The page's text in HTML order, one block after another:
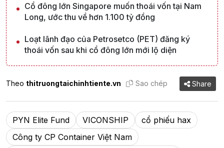
Cổ đông lớn Singapore muốn thoái vốn tại Nam
Long, ước thu về hơn 1.100 tỷ đồng
Loạt lãnh đạo của Petrosetco (PET) đăng ký
thoái vốn sau khi cổ đông lớn mới lộ diện
Theo thitruongtaichinhtiente.vn Sao chép Share
PYN Elite Fund VICONSHIP
cổ phiếu hax
Công ty CP Container Việt Nam